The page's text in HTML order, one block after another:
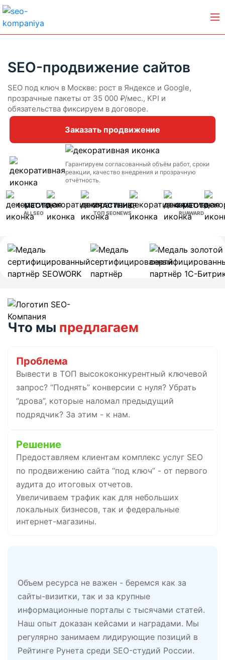
SEO-продвижение сайтов
SEO под ключ в Москве: рост в Яндексе и Google,
прозрачные пакеты от 35 000 ₽/мес., KPI и
обязательства фиксируем в договоре.
Заказать продвижение
Гарантируем согласованный объём работ, сроки
реакции, качество внедрения и прозрачную
отчётность.
1-МЕСТО
ALLSEO
УЧАСТНИК
ТОП SEONEWS
4-МЕСТО
RUAWARD
Что мы предлагаем
Проблема
Вывести в ТОП высококонкурентный ключевой
запрос? “Поднять” конверсии с нуля? Убрать
“дрова”, которые наломал предыдущий
подрядчик? За этим - к нам.
Решение
Предоставляем клиентам комплекс услуг SEO
по продвижению сайта “под ключ” - от первого
аудита до итоговых отчетов.
Увеличиваем трафик как для небольших
локальных бизнесов, так и федеральные
интернет-магазины.
Объем ресурса не важен - беремся как за
сайты-визитки, так и за крупные
информационные порталы с тысячами статей.
Наш опыт доказан кейсами и наградами. Мы
регулярно занимаем лидирующие позиций в
Рейтинге Рунета среди SEO-студий России.